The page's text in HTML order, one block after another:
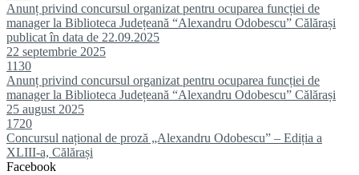
Anunț privind concursul organizat pentru ocuparea funcției de
manager la Biblioteca Județeană “Alexandru Odobescu” Călărași
publicat în data de 22.09.2025
22 septembrie 2025
1130
Anunț privind concursul organizat pentru ocuparea funcției de
manager la Biblioteca Județeană “Alexandru Odobescu” Călărași
25 august 2025
1720
Concursul național de proză „Alexandru Odobescu” – Ediția a
XLIII-a, Călărași
Facebook